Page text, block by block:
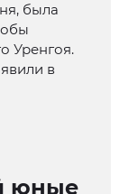
была
Уренгоя.
в
юные